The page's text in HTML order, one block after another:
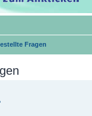
Fragen